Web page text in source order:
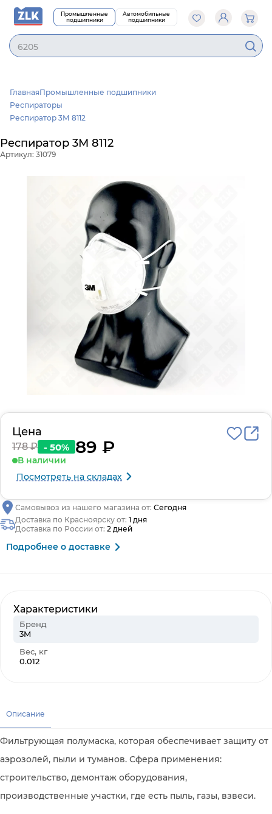
Промышленные
подшипники
Автомобильные
подшипники
6205
ГлавнаяПромышленные подшипники
Респираторы
Респиратор 3М 8112
Респиратор 3М 8112
Артикул: 31079
Характеристики
Бренд
3M
Вес, кг
0.012
Цена
178 ₽ - 50% 89 ₽
В наличии
Посмотреть на складах
Самовывоз из нашего магазина от: Сегодня
Доставка по Красноярску от: 1 дня
Доставка по России от: 2 дней
Подробнее о доставке
Описание
Фильтрующая полумаска, которая обеспечивает защиту от
аэрозолей, пыли и туманов. Сфера применения:
строительство, демонтаж оборудования,
производственные участки, где есть пыль, газы, взвеси.